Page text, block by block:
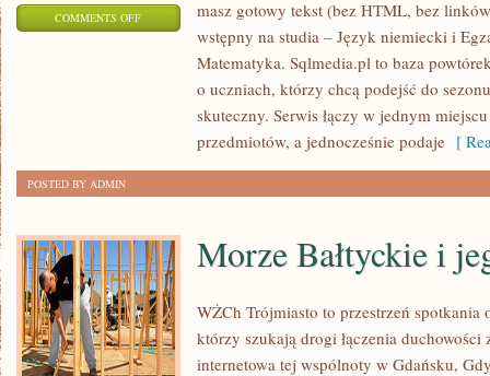
COMMENTS OFFON
ÓSMOKLASISTY
masz gotowy tekst (bez HTML, bez
wstępny na studia – Język niemiecki i
Matematyka. Sqlmedia.pl to baza
o uczniach, którzy chcą podejść do
skuteczny. Serwis łączy w jednym
przedmiotów, a jednocześnie podaje [
POSTED BY ADMIN
Morze Bałtyckie i
WŻCh Trójmiasto to przestrzeń spotkania
którzy szukają drogi łączenia duchowości
internetowa tej wspólnoty w Gdańsku,